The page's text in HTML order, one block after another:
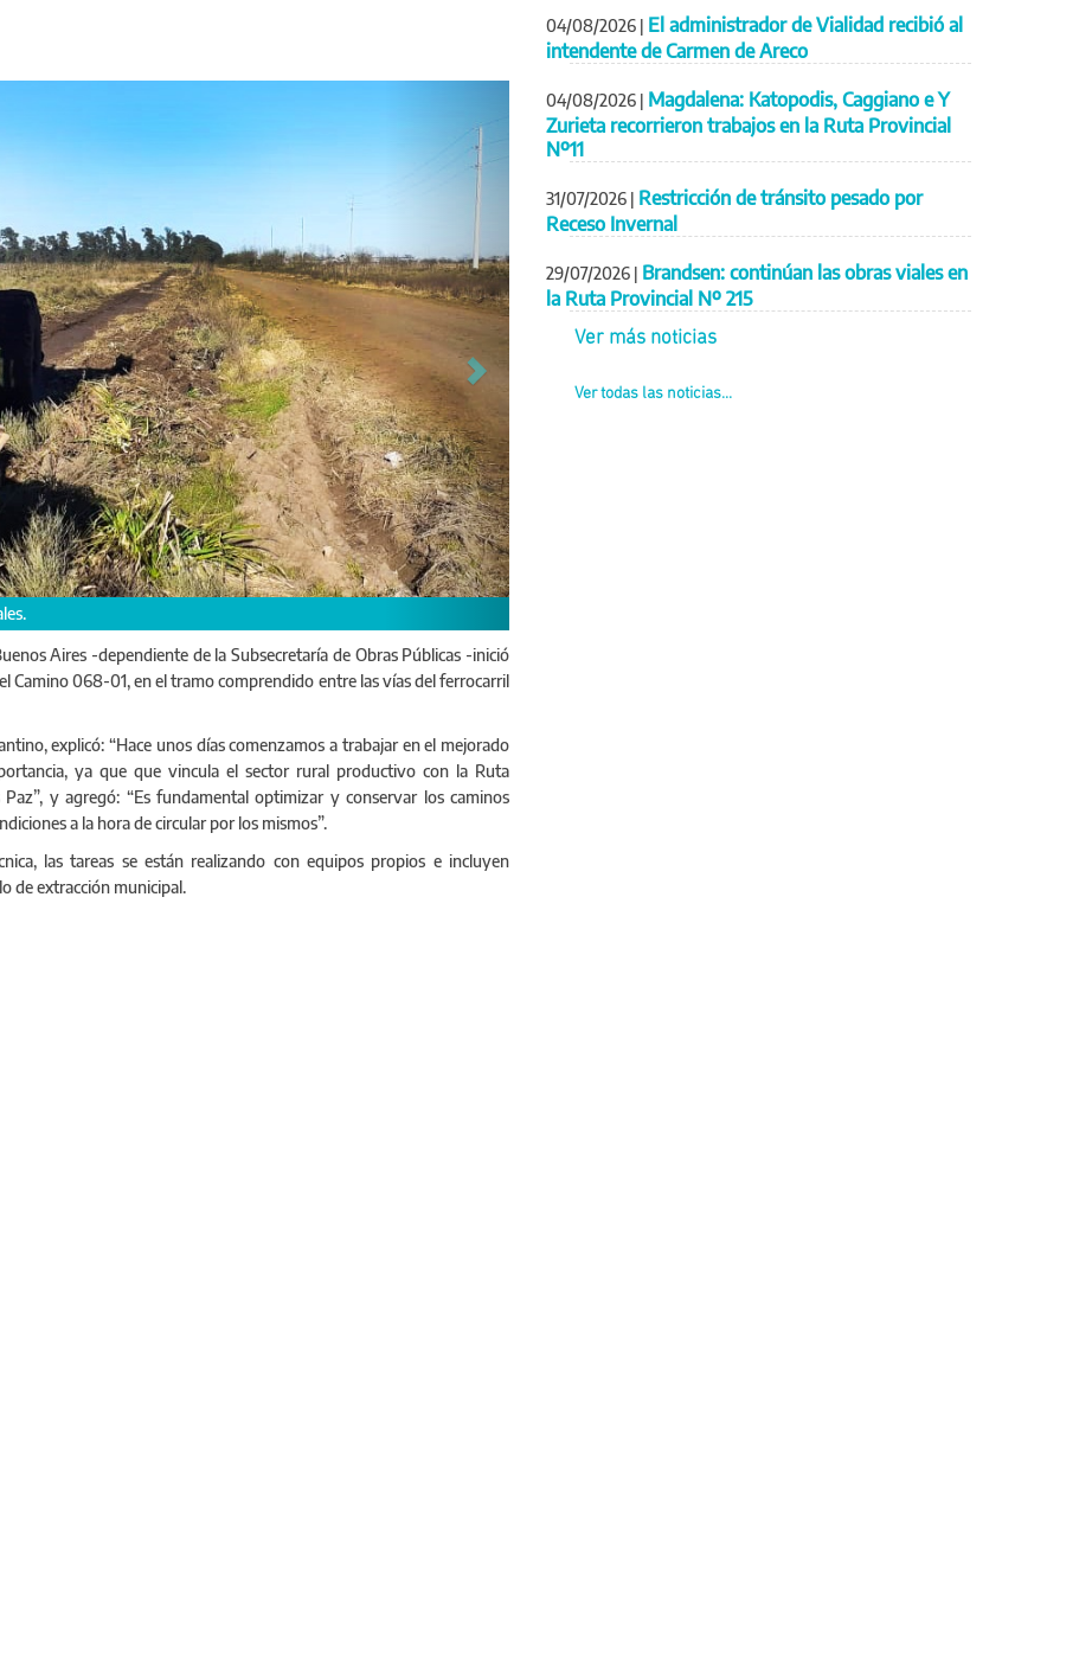
mejorar la circulación.
Siguiente
Aires -dependiente de la Subsecretaría de Obras Públicas -inició
Camino 068-01, en el tramo comprendido entre las vías del ferrocarril
explicó: “Hace unos días comenzamos a trabajar en el mejorado
ya que que vincula el sector rural productivo con la Ruta
y agregó: “Es fundamental optimizar y conservar los caminos
a la hora de circular por los mismos”.
las tareas se están realizando con equipos propios e incluyen
de extracción municipal.
04/08/2026 | El administrador de Vialidad recibió al
intendente de Carmen de Areco
04/08/2026 | Magdalena: Katopodis, Caggiano e Y
Zurieta recorrieron trabajos en la Ruta Provincial
Nº11
31/07/2026 | Restricción de tránsito pesado por
Receso Invernal
29/07/2026 | Brandsen: continúan las obras viales en
la Ruta Provincial Nº 215
Ver más noticias
Ver todas las noticias...